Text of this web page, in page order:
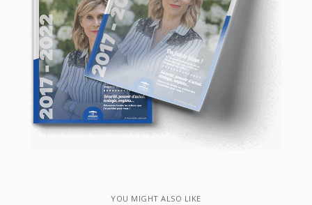
YOU MIGHT ALSO LIKE